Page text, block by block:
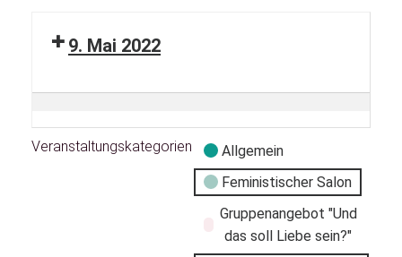
9. Mai 2022
Veranstaltungskategorien
Allgemein
Feministischer Salon
Gruppenangebot "Und
das soll Liebe sein?"